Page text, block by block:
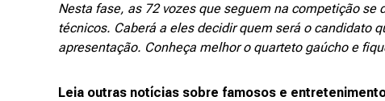
Nesta fase, as 72 vozes que seguem na competição
técnicos. Caberá a eles decidir quem será o candidato
apresentação. Conheça melhor o quarteto gaúcho e
Leia outras notícias sobre famosos e